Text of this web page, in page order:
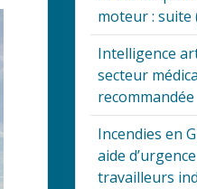
moteur : suite
Intelligence
secteur
recommandée
Incendies en
aide
travailleurs